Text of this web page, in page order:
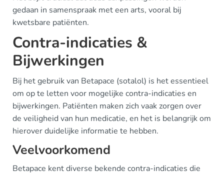
gedaan in samenspraak met een arts, vooral bij
kwetsbare patiënten.
Contra-indicaties &
Bijwerkingen
Bij het gebruik van Betapace (sotalol) is het essentieel
om op te letten voor mogelijke contra-indicaties en
bijwerkingen. Patiënten maken zich vaak zorgen over
de veiligheid van hun medicatie, en het is belangrijk om
hierover duidelijke informatie te hebben.
Veelvoorkomend
Betapace kent diverse bekende contra-indicaties die